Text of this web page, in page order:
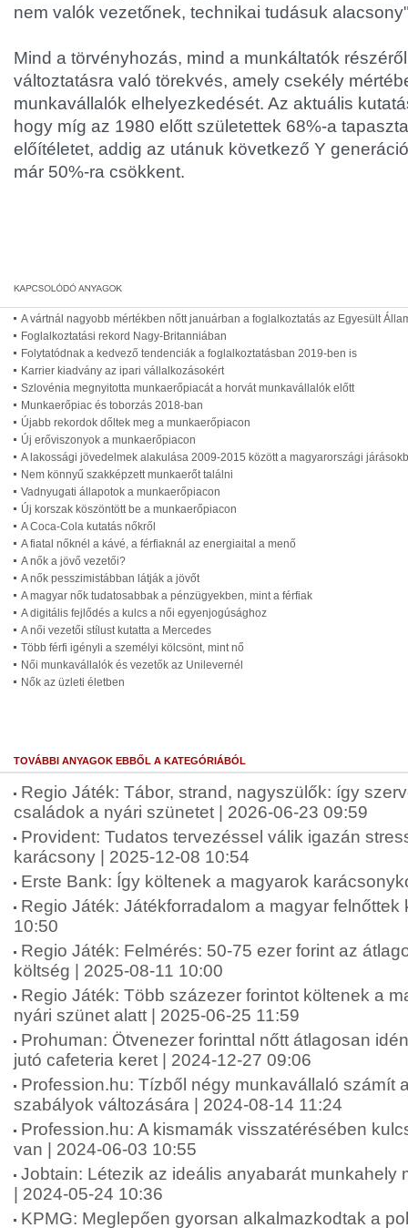
nem valók vezetőnek, technikai tudásuk
Mind a törvényhozás, mind a munkáltatók
változtatásra való törekvés, amely csekély
munkavállalók elhelyezkedését. Az aktuális
hogy míg az 1980 előtt születettek 68%-a
előítéletet, addig az utánuk következő Y
már 50%-ra csökkent.
A vártnál nagyobb mértékben nőtt januárban a foglalkoztatás az Egyesült
Foglalkoztatási rekord Nagy-Britanniában
Folytatódnak a kedvező tendenciák a foglalkoztatásban 2019-ben is
Karrier kiadvány az ipari vállalkozásokért
Szlovénia megnyitotta munkaerőpiacát a horvát munkavállalók előtt
Munkaerőpiac és toborzás 2018-ban
Újabb rekordok dőltek meg a munkaerőpiacon
Új erőviszonyok a munkaerőpiacon
A lakossági jövedelmek alakulása 2009-2015 között a magyarországi
Nem könnyű szakképzett munkaerőt találni
Vadnyugati állapotok a munkaerőpiacon
Új korszak köszöntött be a munkaerőpiacon
A Coca-Cola kutatás nőkről
A fiatal nőknél a kávé, a férfiaknál az energiaital a menő
A nők a jövő vezetői?
A nők pesszimistábban látják a jövőt
A magyar nők tudatosabbak a pénzügyekben, mint a férfiak
A digitális fejlődés a kulcs a női egyenjogúsághoz
A női vezetői stílust kutatta a Mercedes
Több férfi igényli a személyi kölcsönt, mint nő
Női munkavállalók és vezetők az Unilevernél
Nők az üzleti életben
TOVÁBBI ANYAGOK EBBŐL A KATEGÓRIÁBÓL
Regio Játék: Tábor, strand, nagyszülők: így
családok a nyári szünetet | 2026-06-23 09:59
Provident: Tudatos tervezéssel válik igazán
karácsony | 2025-12-08 10:54
Erste Bank: Így költenek a magyarok
Regio Játék: Játékforradalom a magyar felnőttek
10:50
Regio Játék: Felmérés: 50-75 ezer forint az
költség | 2025-08-11 10:00
Regio Játék: Több százezer forintot költenek a
nyári szünet alatt | 2025-06-25 11:59
Prohuman: Ötvenezer forinttal nőtt átlagosan
jutó cafeteria keret | 2024-12-27 09:06
Profession.hu: Tízből négy munkavállaló számít
szabályok változására | 2024-08-14 11:24
Profession.hu: A kismamák visszatérésében
van | 2024-06-03 10:55
Jobtain: Létezik az ideális anyabarát munkahely
| 2024-05-24 10:36
KPMG: Meglepően gyorsan alkalmazkodtak a